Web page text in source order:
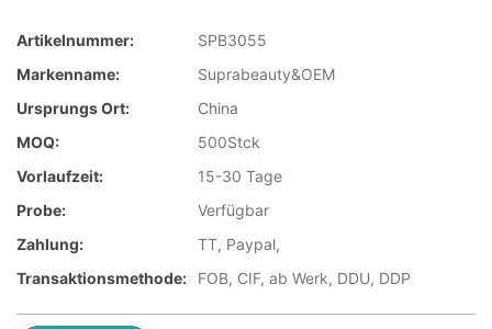
Artikelnummer:
SPB3055
Markenname:
Suprabeauty&OEM
Ursprungs Ort:
China
MOQ:
500Stck
Vorlaufzeit:
15-30 Tage
Probe:
Verfügbar
Zahlung:
TT, Paypal,
Transaktionsmethode:
FOB, CIF, ab Werk, DDU, DDP